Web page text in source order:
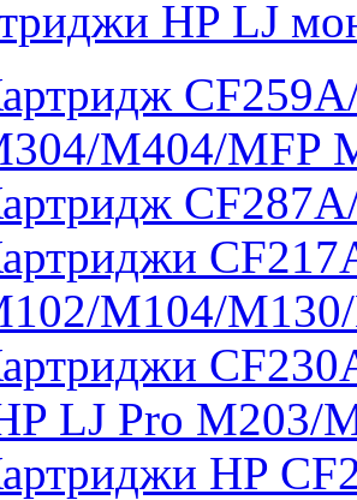
HP LJ
M404/MFP
M104/
LJ Pro M203/
HP